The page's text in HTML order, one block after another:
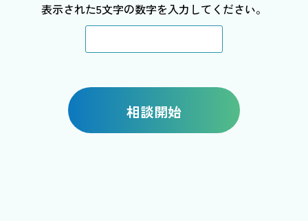
表示された5文字の数字を入力してください。